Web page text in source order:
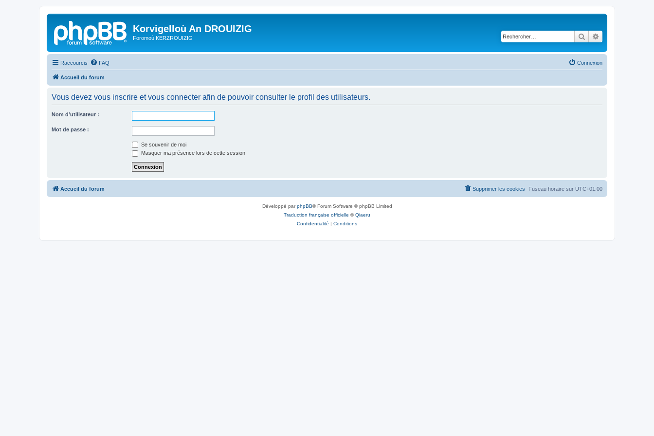
Korvigelloù An DROUIZIG
Foromoù KERZROUIZIG Rechercher
Raccourcis FAQ Connexion
Accueil du forum
Vous devez vous inscrire et vous connecter afin de pouvoir consulter le profil des utilisateurs.
Nom d’utilisateur :
Mot de passe :
Se souvenir de moi
Masquer ma présence lors de cette session
Accueil du forum Fuseau horaire sur UTC+01:00
Supprimer les cookies
Développé parphpBB® Forum Software © phpBB Limited
Traduction française officielle ©Qiaeru
Confidentialité | Conditions